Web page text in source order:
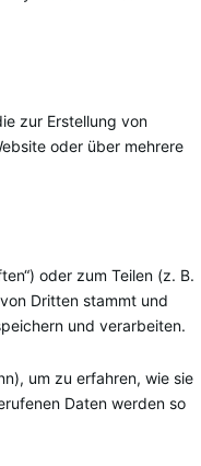
zur Erstellung von
oder über mehrere
oder zum Teilen (z. B.
Dritten stammt und
und verarbeiten.
um zu erfahren, wie sie
Daten werden so